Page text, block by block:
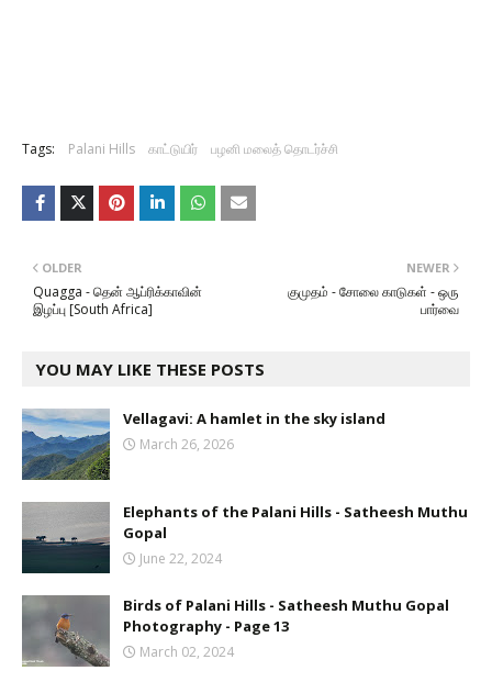
Tags: Palani Hills காட்டுயிர் பழனி மலைத் தொடர்ச்சி
NEWER
குமுதம் - சோலை காடுகள் - ஒரு
பார்வை
OLDER
Quagga - தென் ஆப்ரிக்காவின்
இழப்பு [South Africa]
YOU MAY LIKE THESE POSTS
Vellagavi: A hamlet in the sky island
March 26, 2026
Elephants of the Palani Hills - Satheesh Muthu
Gopal
June 22, 2024
Birds of Palani Hills - Satheesh Muthu Gopal
Photography - Page 13
March 02, 2024